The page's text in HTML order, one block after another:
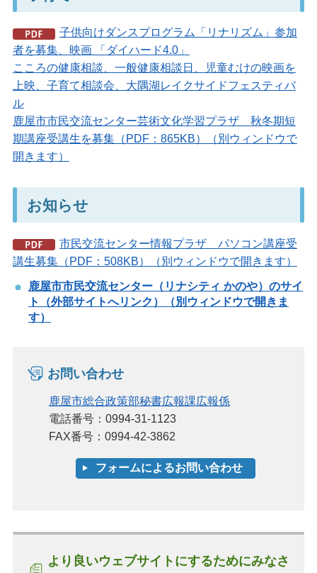
子供向けダンスプログラム「リナリズム」参加
者を募集、映画 「ダイハード4.0」
こころの健康相談、一般健康相談日、児童むけの映画を
上映、子育て相談会、大隅湖レイクサイドフェスティバ
ル
鹿屋市市民交流センター芸術文化学習プラザ 秋冬期短
期講座受講生を募集（PDF：865KB）（別ウィンドウで
開きます）
お知らせ
市民交流センター情報プラザ パソコン講座受
講生募集（PDF：508KB）（別ウィンドウで開きます）
鹿屋市市民交流センター（リナシティ かのや）のサイ
ト（外部サイトへリンク）（別ウィンドウで開きま
す）
お問い合わせ
鹿屋市総合政策部秘書広報課広報係
電話番号：0994-31-1123
FAX番号：0994-42-3862
より良いウェブサイトにするためにみなさ